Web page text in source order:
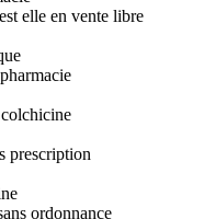
elle en vente libre
prescription
ordonnance